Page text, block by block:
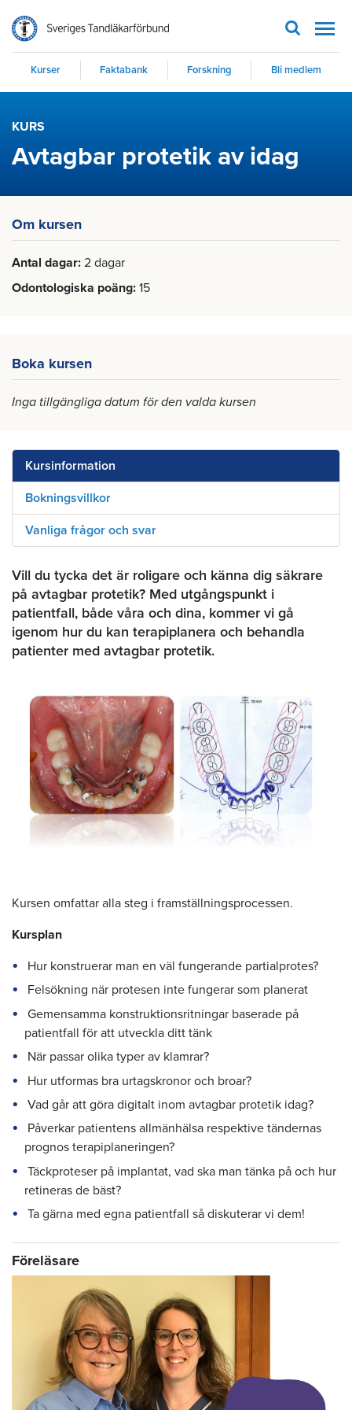
Kurser Faktabank Forskning Bli medlem
KURS
Avtagbar protetik av idag
Om kursen
Antal dagar 2 dagar
Odontologiska poäng 15
Boka kursen
Inga tillgängliga datum för den valda kursen
Kursinformation
Bokningsvillkor
Vanliga frågor och svar
Vill du tycka det är roligare och känna dig säkrare
på avtagbar protetik? Med utgångspunkt i
patientfall, både våra och dina, kommer vi gå
igenom hur du kan terapiplanera och behandla
patienter med avtagbar protetik.
Kursen omfattar alla steg i framställningsprocessen.
Kursplan
Hur konstruerar man en väl fungerande partialprotes?
Felsökning när protesen inte fungerar som planerat
Gemensamma konstruktionsritningar baserade på
patientfall för att utveckla ditt tänk
När passar olika typer av klamrar?
Hur utformas bra urtagskronor och broar?
Vad går att göra digitalt inom avtagbar protetik idag?
Påverkar patientens allmänhälsa respektive tändernas
prognos terapiplaneringen?
Täckproteser på implantat, vad ska man tänka på och hur
retineras de bäst?
Ta gärna med egna patientfall så diskuterar vi dem!
Föreläsare